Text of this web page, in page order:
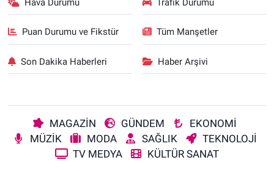
Hava Durumu Trafik Durumu
Puan Durumu ve Fikstür Tüm Manşetler
Son Dakika Haberleri Haber Arşivi
MAGAZİN GÜNDEM
EKONOMİ
MÜZİK
MODA SAĞLIK
TEKNOLOJİ
TV MEDYA
KÜLTÜR SANAT